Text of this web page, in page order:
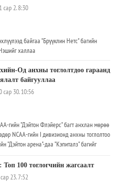
сар 2. 8:30
байгаа "Брүүклин Нетс" багийн
халлаа
Од анхны тоглолтдоо гараанд
байгууллаа
сар 30. 10:56
гийн "Дэйтон Флэйерс" багт анхлан мөрөө
NCAA-гийн I дивизионд анхны тоглолтоо
"Дэйтон арена"-даа "Кэпиталз" багийг
Топ 100 тоглогчийн жагсаалт
23. 7:52